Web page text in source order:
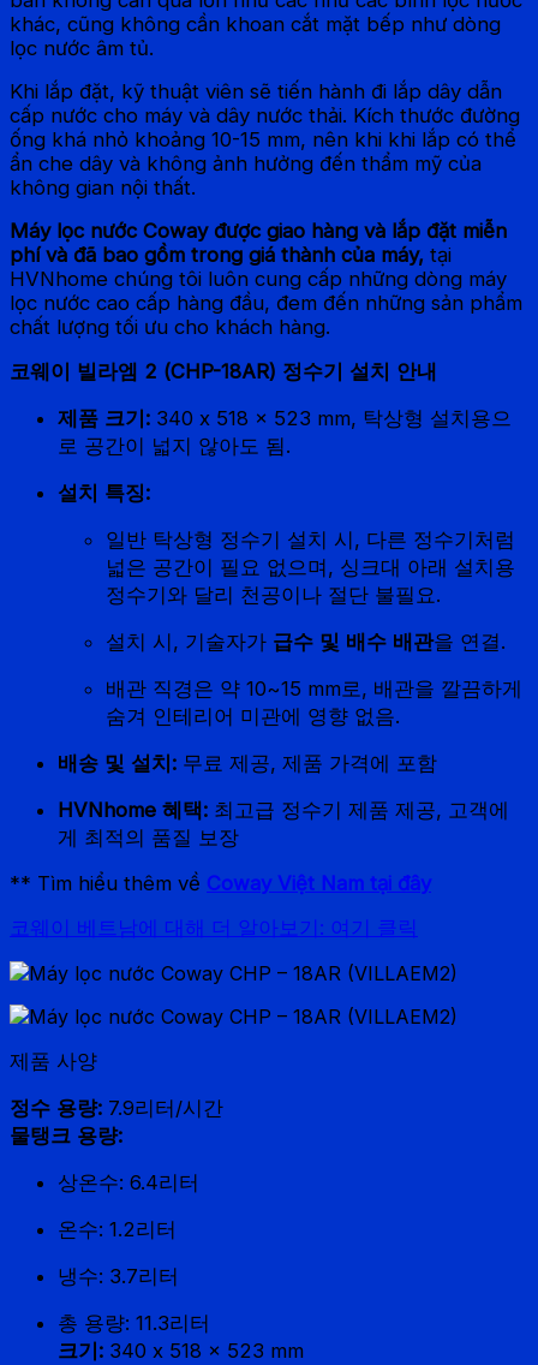
khác, cũng không cần khoan cắt mặt bếp như dòng
lọc nước âm tủ.
Khi lắp đặt, kỹ thuật viên sẽ tiến hành đi lắp dây dẫn
cấp nước cho máy và dây nước thải. Kích thước đường
ống khá nhỏ khoảng 10-15 mm, nên khi khi lắp có thể
ẩn che dây và không ảnh hưởng đến thẩm mỹ của
không gian nội thất.
Máy lọc nước Coway được giao hàng và lắp đặt miễn
phí và đã bao gồm trong giá thành của máy, tại
HVNhome chúng tôi luôn cung cấp những dòng máy
lọc nước cao cấp hàng đầu, đem đến những sản phẩm
chất lượng tối ưu cho khách hàng.
코웨이 빌라엠 2 (CHP-18AR) 정수기 설치 안내
제품 크기: 340 x 518 x 523 mm, 탁상형 설치용으
로 공간이 넓지 않아도 됨.
설치 특징:
일반 탁상형 정수기 설치 시, 다른 정수기처럼
넓은 공간이 필요 없으며, 싱크대 아래 설치용
정수기와 달리 천공이나 절단 불필요.
설치 시, 기술자가 급수 및 배수 배관을 연결.
배관 직경은 약 10~15 mm로, 배관을 깔끔하게
숨겨 인테리어 미관에 영향 없음.
배송 및 설치: 무료 제공, 제품 가격에 포함
HVNhome 혜택: 최고급 정수기 제품 제공, 고객에
게 최적의 품질 보장
** Tìm hiểu thêm về Coway Việt Nam tại đây
코웨이 베트남에 대해 더 알아보기: 여기 클릭
제품 사양
정수 용량: 7.9리터/시간
물탱크 용량:
상온수: 6.4리터
온수: 1.2리터
냉수: 3.7리터
총 용량: 11.3리터
크기: 340 x 518 x 523 mm